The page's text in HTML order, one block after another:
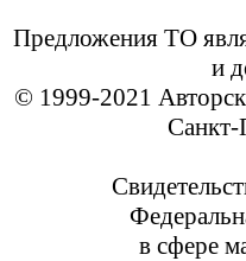
Предложения ТО
и
© 1999-2021
Санкт-
в сфере